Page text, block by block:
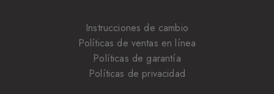
Instrucciones de cambio
Políticas de ventas en línea
Políticas de garantía
Políticas de privacidad